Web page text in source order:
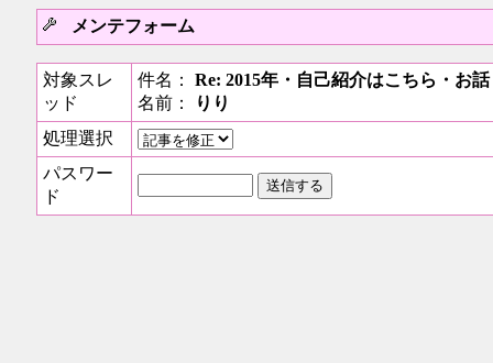
メンテフォーム
対象スレ
ッド
件名： Re: 2015年・自己紹介はこちら・お
名前：
りり
処理選択
パスワー
ド